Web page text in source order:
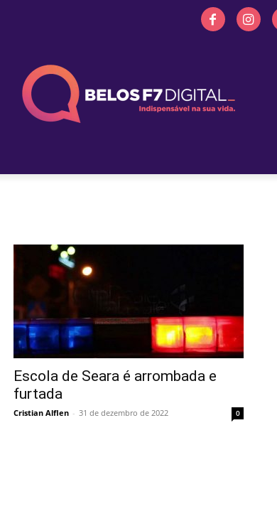
Escola de Seara é arrombada e
furtada
Cristian Alflen - 31 de dezembro de 2022 0